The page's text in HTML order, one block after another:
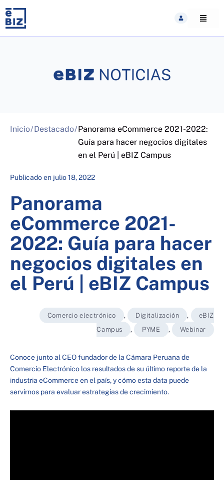
content
Inicio/Destacado/Panorama eCommerce 2021-2022:
Guía para hacer negocios digitales
en el Perú | eBIZ Campus
Publicado en julio 18, 2022
Panorama
eCommerce 2021-
2022: Guía para hacer
negocios digitales en
el Perú | eBIZ Campus
Comercio electrónico , Digitalización ,
eBIZ
Campus
, PYME , Webinar
Conoce junto al CEO fundador de la Cámara Peruana de
Comercio Electrónico los resultados de su último reporte de la
industria eCommerce en el país, y cómo esta data puede
servirnos para evaluar estrategias de crecimiento.